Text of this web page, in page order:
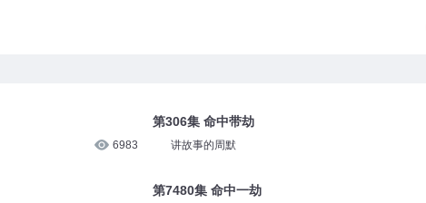
6983
第306集 命中带劫
讲故事的周默
第7480集 命中一劫